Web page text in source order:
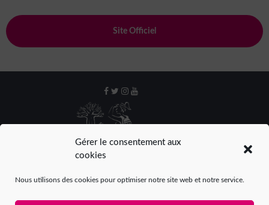
Gérer le consentement aux
cookies
Nous utilisons des cookies pour optimiser notre site web et notre service.
Site Officiel